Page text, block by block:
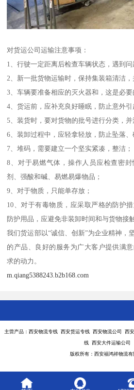
对货运公司运输注意事项：
1、行驶一定距离后检查车辆状态，遇到问
2、新一批货物运输时，保持集装箱清洁，
3、车辆要准备相应的灭火器和，这是必要
4、货运前，应补充良好睡眠，防止意外引
5、装货时，要对货物的批号进行分类，并
6、装卸过程中，应轻拿轻放，防止坠落、
7、堆码，需要建立一个坚实紧凑，整洁；
8、对于易燃气体，操作人员应检查密
剂、强酸和碱、易燃易爆物品；
9、对于物质，只能单存放；
10、对于有毒物质，应采取严格的防护
防护用品，应避免非装卸时间和与货物接触
我们货运部以“诚信、创新”为企业精神，
的产品、良好的服务为广大客户提供满
求的动力。
m.qiang5388243.b2b168.com
主营产品：西安物流专线 西安货运专线 西安物流公司 西
线 西安大件运输公司
版权所有：西安福鸿祥物流有